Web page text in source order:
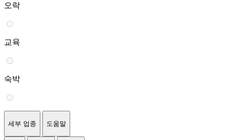
오락
교육
숙박
세부 업종 도움말